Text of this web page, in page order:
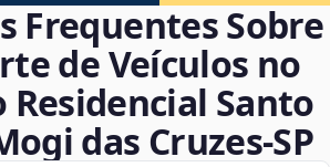
Frequentes Sobre
de Veículos no
Santo
das Cruzes‑SP